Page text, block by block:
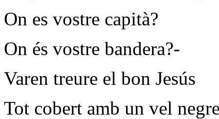
On es vostre capità?
On és vostre bandera?-
Varen treure el bon Jesús
Tot cobert amb un vel